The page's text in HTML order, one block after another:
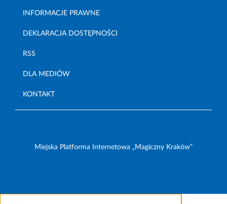
INFORMACJE PRAWNE
DEKLARACJA DOSTĘPNOŚCI
RSS
DLA MEDIÓW
KONTAKT
Miejska Platforma Internetowa „Magiczny Kraków”